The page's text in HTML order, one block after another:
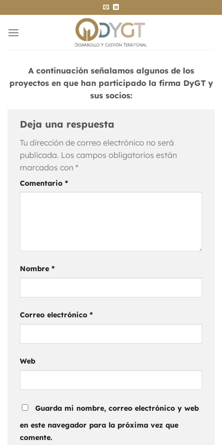
al
contenido
A continuación señalamos algunos de los
proyectos en que han participado la firma DyGT y
sus socios:
Deja una respuesta
Tu dirección de correo electrónico no será
publicada. Los campos obligatorios están
marcados con *
Comentario *
Nombre *
Correo electrónico *
Web
Guarda mi nombre, correo electrónico y web
en este navegador para la próxima vez que
comente.